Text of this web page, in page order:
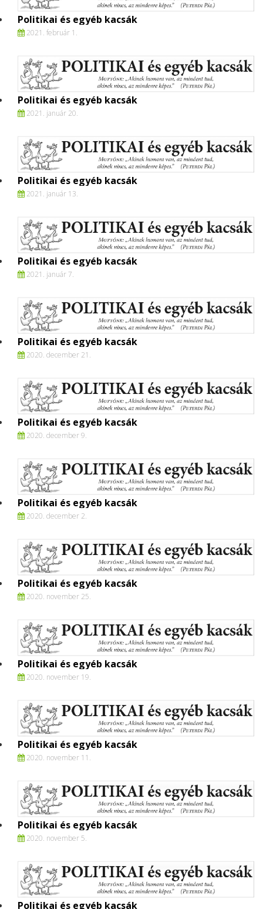
Politikai és egyéb kacsák
2021. február 1.
Politikai és egyéb kacsák
2021. január 20.
Politikai és egyéb kacsák
2021. január 13.
Politikai és egyéb kacsák
2021. január 7.
Politikai és egyéb kacsák
2020. december 21.
Politikai és egyéb kacsák
2020. december 9.
Politikai és egyéb kacsák
2020. december 2.
Politikai és egyéb kacsák
2020. november 25.
Politikai és egyéb kacsák
2020. november 19.
Politikai és egyéb kacsák
2020. november 11.
Politikai és egyéb kacsák
2020. november 5.
Politikai és egyéb kacsák